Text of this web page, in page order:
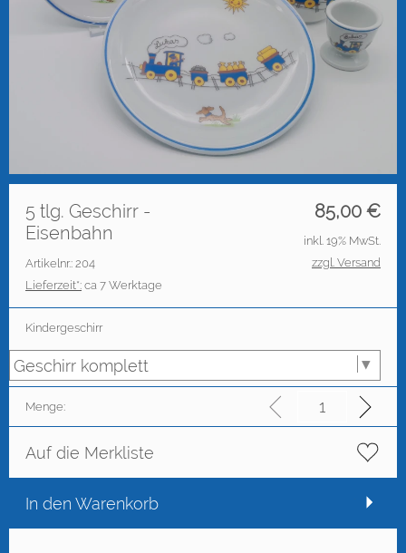
85,00 €
5 tlg. Geschirr -
Eisenbahn
Artikelnr.: 204
Lieferzeit*: ca 7 Werktage
inkl. 19% MwSt.
zzgl. Versand
Kindergeschirr
Menge:
Auf die Merkliste
In den Warenkorb